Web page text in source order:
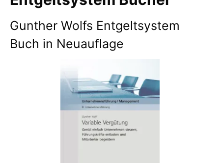
Gunther Wolfs Entgeltsystem
Buch in Neuauflage